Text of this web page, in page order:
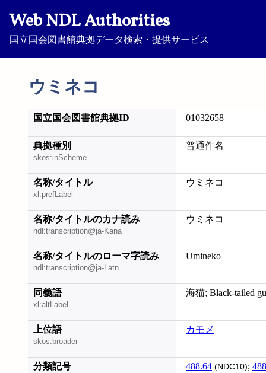
Web NDL Authorities
国立国会図書館典拠データ検索・提供サービス
ウミネコ
国立国会図書館典拠ID 01032658
典拠種別
skos:inScheme
普通件名
名称/タイトル
xl:prefLabel
ウミネコ
名称/タイトルのカナ読み
ndl:transcription@ja-Kana
ウミネコ
名称/タイトルのローマ字読み
ndl:transcription@ja-Latn
Umineko
同義語
xl:altLabel
海猫; Black-tailed
上位語
skos:broader
カモメ
分類記号 488.64 (NDC10);